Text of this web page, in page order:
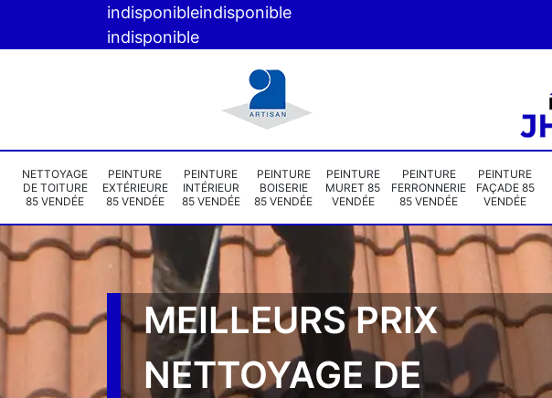
indisponibleindisponible
indisponible
NETTOYAGE
DE TOITURE
85 VENDÉE
PEINTURE
EXTÉRIEURE
85 VENDÉE
PEINTURE
INTÉRIEUR
85 VENDÉE
PEINTURE
BOISERIE
85 VENDÉE
PEINTURE
MURET 85
VENDÉE
PEINTURE
FERRONNERIE
85 VENDÉE
PEINTURE
FAÇADE 85
VENDÉE
MEILLEURS PRIX
NETTOYAGE DE